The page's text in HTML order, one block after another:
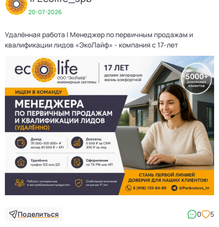
20-07-2026
Удалённая работа | Менеджер по первичным продажам и
квалификации лидов «ЭкоЛайф» - компания с 17-лет
Поделиться 0 5